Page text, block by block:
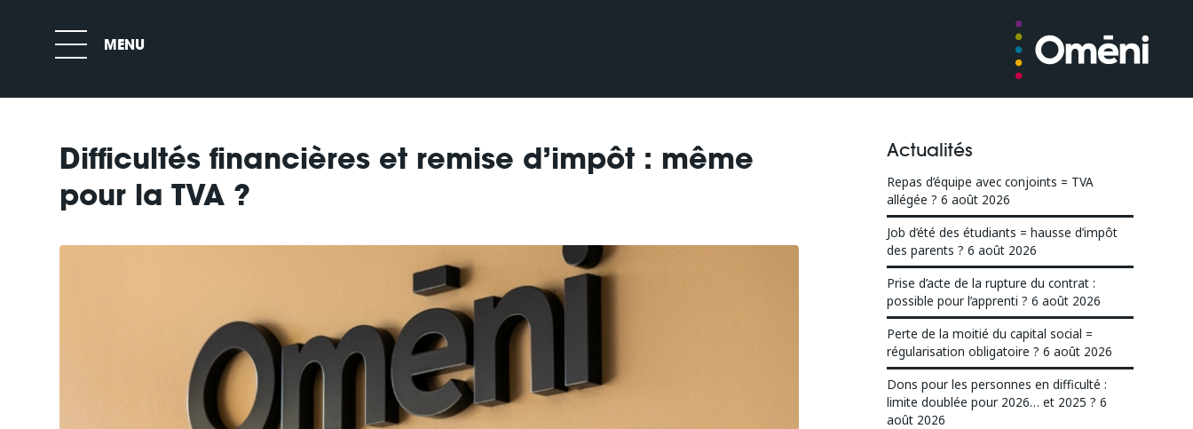
Difficultés financières et remise d’impôt : même
pour la TVA ?
Actualités
Repas d’équipe avec conjoints = TVA
allégée ? 6 août 2026
Job d’été des étudiants = hausse d’impôt
des parents ? 6 août 2026
Prise d’acte de la rupture du contrat :
possible pour l’apprenti ? 6 août 2026
Perte de la moitié du capital social =
régularisation obligatoire ? 6 août 2026
Dons pour les personnes en difficulté :
limite doublée pour 2026… et 2025 ? 6
août 2026